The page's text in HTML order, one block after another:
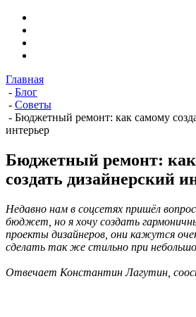
Главная
- Блог
- Советы
- Бюджетный ремонт: как самому
интерьер
Бюджетный ремонт:
создать дизайнерский
Недавно нам в соцсетях пришёл
бюджет, но я хочу создать
проекты дизайнеров, они кажутся
сделать так же стильно при
Отвечает Константин Лагутин,